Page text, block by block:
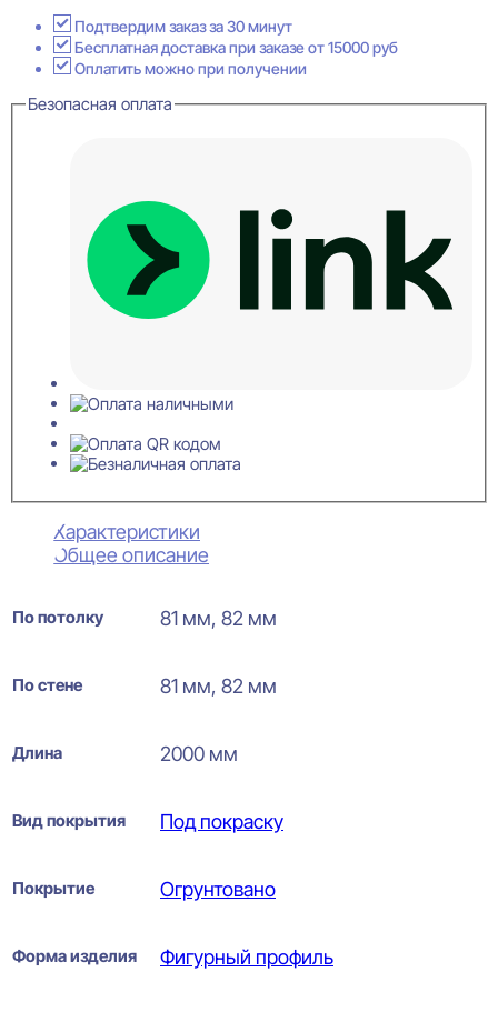
потолочный
Перфом
81x82x2000
Подтвердим заказ за 30 минут
Бесплатная доставка при заказе от 15000 руб
Оплатить можно при получении
Безопасная оплата
Характеристики
Общее описание
По потолку 81 мм, 82 мм
По стене 81 мм, 82 мм
Длина 2000 мм
Вид покрытия Под покраску
Покрытие Огрунтовано
Форма изделия Фигурный профиль